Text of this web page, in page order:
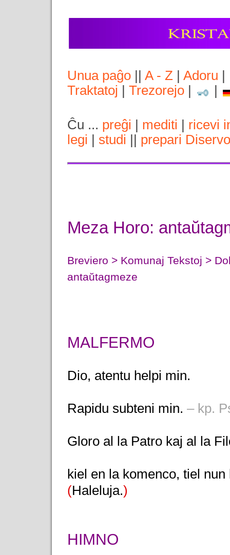
Unua paĝo ||A - Z |Adoru
Traktatoj |Trezorejo
Ĉu ... preĝi mediti
ricevi
legi
studi prepari
Meza Horo:
Breviero > Komunaj Tekstoj >
antaŭtagmeze
MALFERMO
Dio, atentu helpi min.
Rapidu subteni min. – kp.
Gloro al la Patro kaj al la
kiel en la komenco, tiel
(Haleluja.)
HIMNO